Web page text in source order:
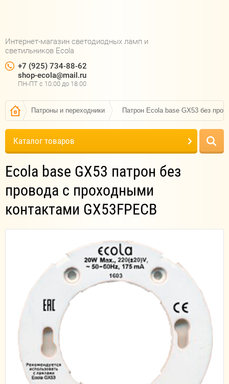
Интернет-магазин светодиодных ламп и
светильников Ecola
+7 (925) 734-88-62
shop-ecola@mail.ru
ПН-ПТ c 10.00 до 18.00
Патроны и переходники Патрон Ecola base GX53 без
Каталог товаров
Ecola base GX53 патрон без
провода с проходными
контактами GX53FPECB